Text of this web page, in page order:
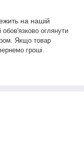
на нашій
обов'язково оглянути
Якщо товар
гроші.